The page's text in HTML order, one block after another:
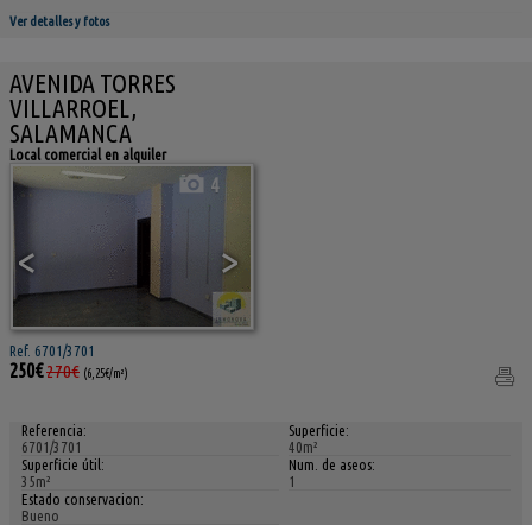
Ver detalles y fotos
AVENIDA TORRES
VILLARROEL,
SALAMANCA
Local comercial en alquiler
< >
4
Ref. 6701/3701
250€270€ (6,25€/m²)
Referencia:
6701/3701
Superficie:
40m²
Superficie útil:
35m²
Num. de aseos:
1
Estado conservacion:
Bueno